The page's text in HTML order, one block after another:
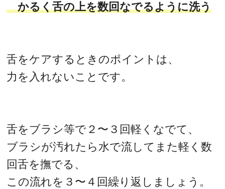
かるく舌の上を数回なでるように洗う
舌をケアするときのポイントは、
力を入れないことです。
舌をブラシ等で２〜３回軽くなでて、
ブラシが汚れたら水で流してまた軽く数
回舌を撫でる、
この流れを３〜４回繰り返しましょう。